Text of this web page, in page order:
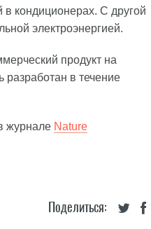
в кондиционерах. С другой
электроэнергией.
продукт на
разработан в течение
журнале Nature
Поделиться: